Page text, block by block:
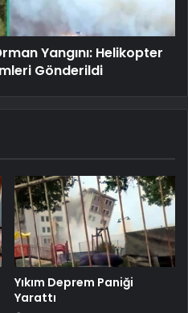
Yangını: Helikopter
Gönderildi
Yıkım Deprem Paniği
Yarattı